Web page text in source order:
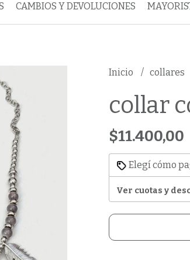
CAMBIOS Y DEVOLUCIONES
Inicio collares
collar
$11.400,00
Elegí cómo
Ver cuotas y